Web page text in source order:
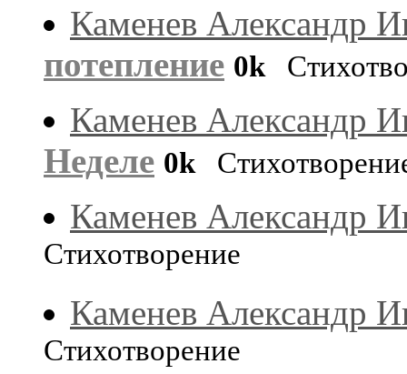
Каменев Александр
потепление 0k
Каменев Александр
Неделе 0k
Каменев Александр
Стихотворение
Каменев Александр
Стихотворение